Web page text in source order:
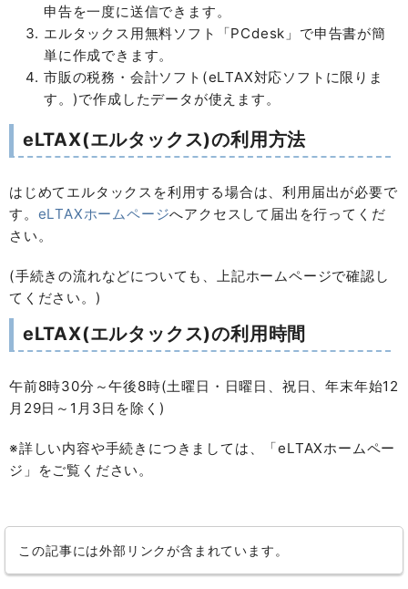
申告を一度に送信できます。
エルタックス用無料ソフト「PCdesk」で申告書が簡
単に作成できます。
市販の税務・会計ソフト(eLTAX対応ソフトに限りま
す。)で作成したデータが使えます。
eLTAX(エルタックス)の利用方法
はじめてエルタックスを利用する場合は、利用届出が必要で
す。 eLTAXホームページへアクセスして届出を行ってくだ
さい。
(手続きの流れなどについても、上記ホームページで確認し
てください。)
eLTAX(エルタックス)の利用時間
午前8時30分～午後8時(土曜日・日曜日、祝日、年末年始12
月29日～1月3日を除く)
※詳しい内容や手続きにつきましては、「eLTAXホームペー
ジ」をご覧ください。
この記事には外部リンクが含まれています。